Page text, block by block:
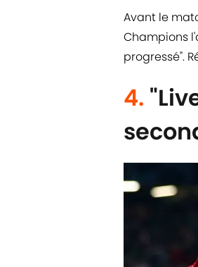
Avant le
Champions
progressé".
4.